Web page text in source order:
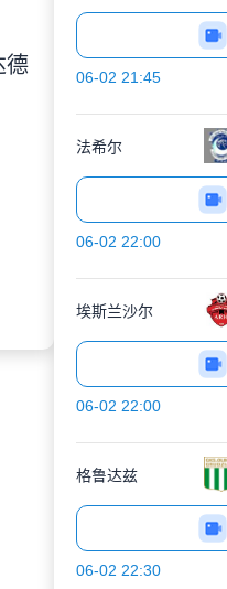
德
06-02 21:45
法希尔
06-02 22:00
埃斯兰沙尔
06-02 22:00
格鲁达兹
06-02 22:30